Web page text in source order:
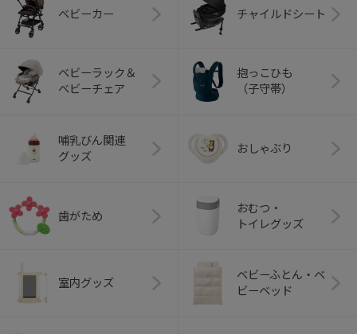
ベビーカー チャイルドシート
ベビーラック＆
ベビーチェア
抱っこひも
（子守帯）
哺乳びん関連
グッズ
おしゃぶり
歯がため
おむつ・
トイレグッズ
室内グッズ
ベビーふとん・ベ
ビーベッド